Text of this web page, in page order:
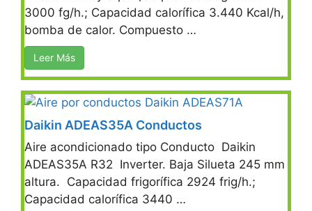
3000 fg/h.; Capacidad calorífica 3.440 Kcal/h,
bomba de calor. Compuesto …
Leer Más
Daikin ADEAS35A Conductos
Aire acondicionado tipo Conducto Daikin
ADEAS35A R32 Inverter. Baja Silueta 245 mm
altura. Capacidad frigorífica 2924 frig/h.;
Capacidad calorífica 3440 …